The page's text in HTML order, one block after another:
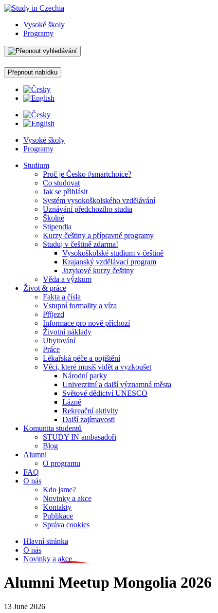
Vysoké školy
Programy
Přepnout nabídku
Vysoké školy
Programy
Studium
Proč je Česko #smartchoice?
Co studovat
Jak se přihlásit
Systém vysokoškolského vzdělávání
Uznávání předchozího studia
Školné
Stipendia
Kurzy češtiny a přípravné programy
Studuj v češtině zdarma!
Vysokoškolské studium v češtině
Krajanský vzdělávací program
Jazykové kurzy češtiny
Věda a výzkum
Život & práce
Fakta a čísla
Vstupní formality a víza
Příjezd
Informace pro nově příchozí
Životní náklady
Ubytování
Práce
Lékařská péče a pojištění
Věci, které musíš vidět a vyzkoušet
Národní parky
Univerzitní a další významná města
Světové dědictví UNESCO
Lázně
Rekreační aktivity
Další zajímavosti
Komunita studentů
STUDY IN ambasadoři
Blog
Alumni
O programu
FAQ
O nás
Kdo jsme?
Novinky a akce
Kontakty
Publikace
Správa cookies
Hlavní stránka
O nás
Novinky a akce
Alumni Meetup Mongolia 2026
13 June 2026